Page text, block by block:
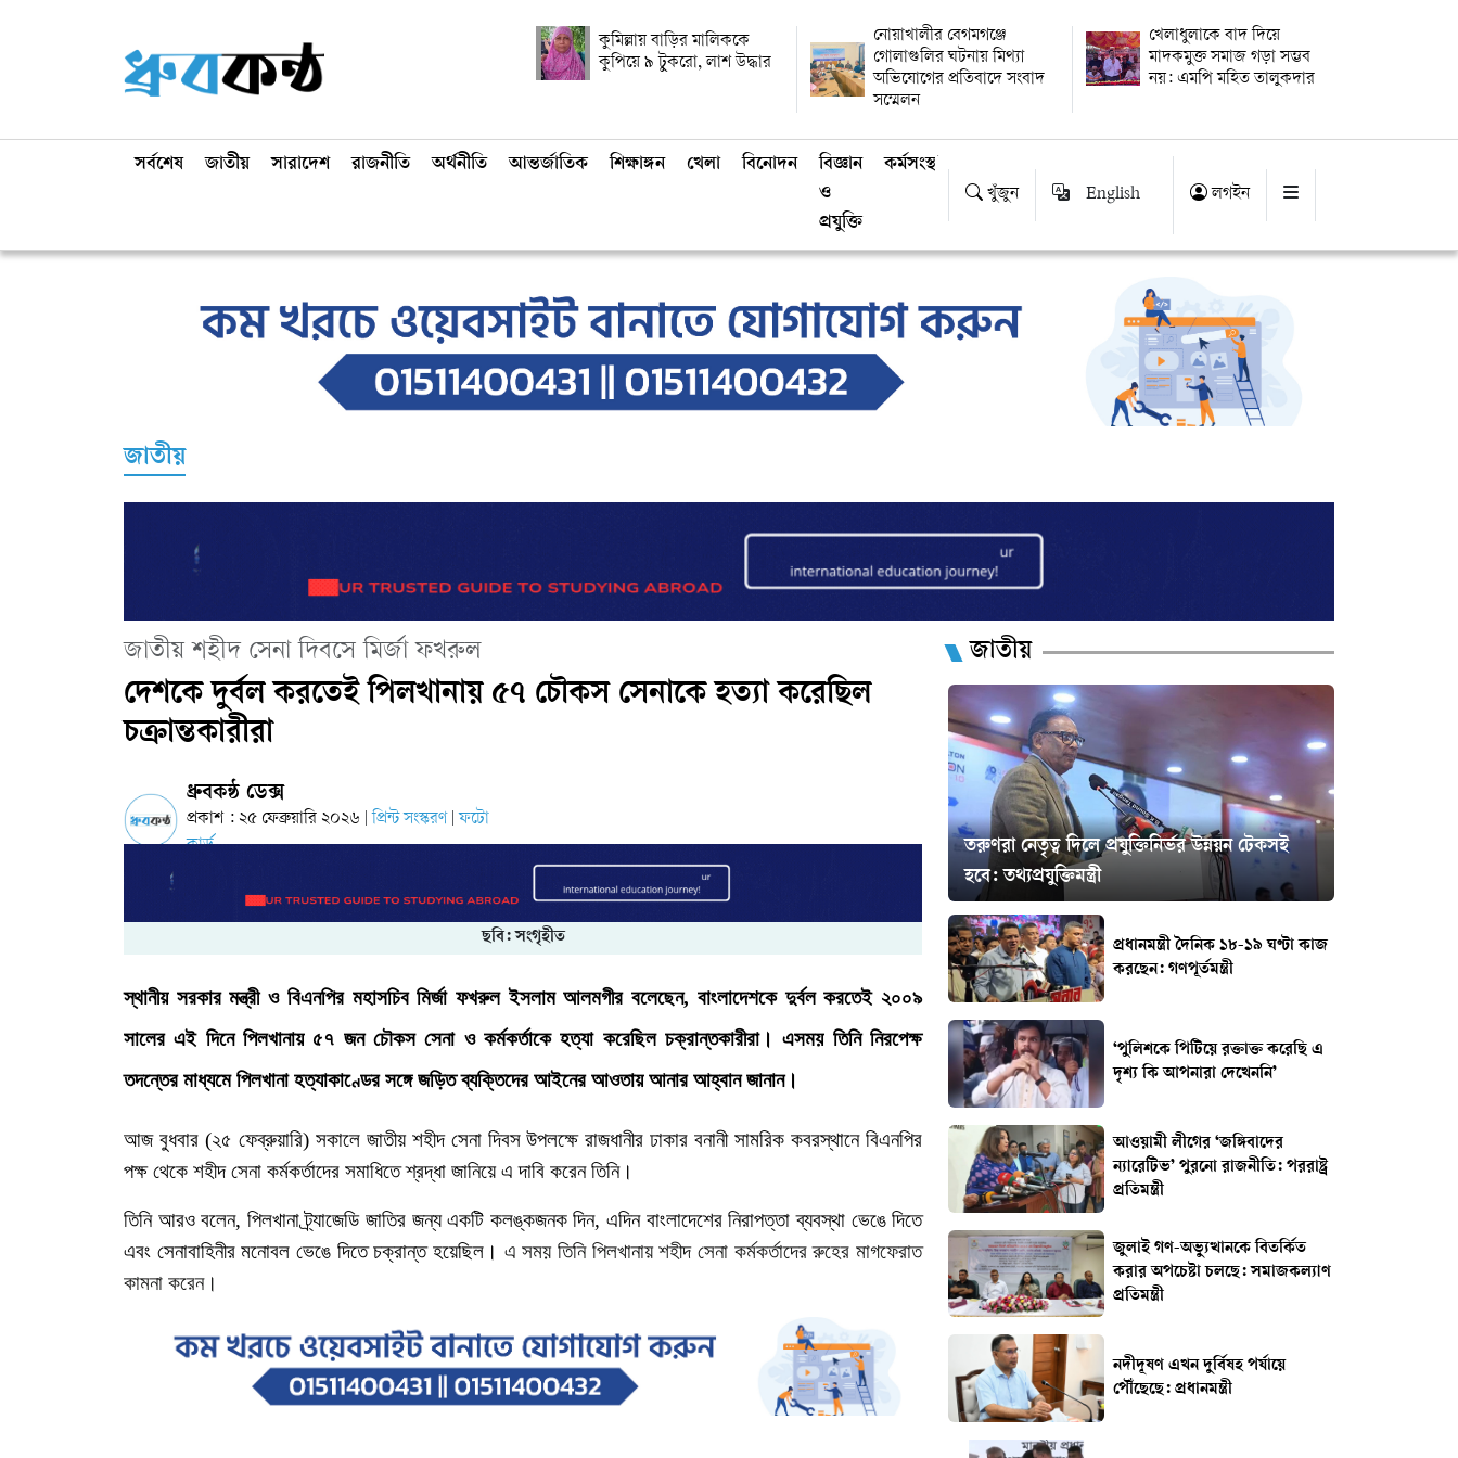
কুমিল্লায় বাড়ির মালিককে
কুপিয়ে ৯ টুকরো, লাশ উদ্ধার
নোয়াখালীর বেগমগঞ্জে
গোলাগুলির ঘটনায় মিথ্যা
অভিযোগের প্রতিবাদে সংবাদ
সম্মেলন
খেলাধুলাকে বাদ দিয়ে
মাদকমুক্ত সমাজ গড়া সম্ভব
নয়: এমপি মহিত তালুকদার
সর্বশেষ জাতীয় সারাদেশ রাজনীতি অর্থনীতি আন্তর্জাতিক শিক্ষাঙ্গন খেলা বিনোদন
বিজ্ঞান
ও
প্রযুক্তি
কর্মসংস্থান
খুঁজুন English লগইন
জাতীয়
জাতীয় শহীদ সেনা দিবসে মির্জা ফখরুল
দেশকে দুর্বল করতেই পিলখানায় ৫৭ চৌকস সেনাকে হত্যা করেছিল
চক্রান্তকারীরা
ধ্রুবকন্ঠ ডেক্স
প্রকাশ : ২৫ ফেব্রুয়ারি ২০২৬ প্রিন্ট সংস্করণ ফটো
কার্ড
ছবি: সংগৃহীত
স্থানীয় সরকার মন্ত্রী ও বিএনপির মহাসচিব মির্জা ফখরুল ইসলাম আলমগীর বলেছেন, বাংলাদেশকে দুর্বল করতেই২০০৯
সালের এই দিনে পিলখানায় ৫৭ জন চৌকস সেনা ও কর্মকর্তাকে হত্যা করেছিল চক্রান্তকারীরা। এসময় তিনি নিরপেক্ষ
তদন্তের মাধ্যমে পিলখানা হত্যাকাণ্ডের সঙ্গে জড়িত ব্যক্তিদের আইনের আওতায় আনার আহ্বান জানান।
আজ বুধবার(২৫ ফেব্রুয়ারি) সকালে জাতীয় শহীদ সেনা দিবস উপলক্ষে রাজধানীর ঢাকার বনানী সামরিক কবরস্থানে বিএনপির
পক্ষ থেকে শহীদ সেনা কর্মকর্তাদের সমাধিতে শ্রদ্ধা জানিয়ে এ দাবি করেন তিনি।
তিনি আরও বলেন, পিলখানা ট্র্যাজেডি জাতির জন্য একটি কলঙ্কজনক দিন,এদিন বাংলাদেশের নিরাপত্তা ব্যবস্থা ভেঙে দিতে
এবং সেনাবাহিনীর মনোবল ভেঙে দিতে চক্রান্ত হয়েছিল। এ সময় তিনি পিলখানায় শহীদ সেনা কর্মকর্তাদের রুহের মাগফেরাত
কামনা করেন।
জাতীয়
তরুণরা নেতৃত্ব দিলে প্রযুক্তিনির্ভর উন্নয়ন টেকসই
হবে: তথ্যপ্রযুক্তিমন্ত্রী
প্রধানমন্ত্রী দৈনিক ১৮-১৯ ঘণ্টা কাজ
করছেন: গণপূর্তমন্ত্রী
‘পুলিশকে পিটিয়ে রক্তাক্ত করেছি এ
দৃশ্য কি আপনারা দেখেননি’
আওয়ামী লীগের ‘জঙ্গিবাদের
ন্যারেটিভ’ পুরনো রাজনীতি: পররাষ্ট্র
প্রতিমন্ত্রী
জুলাই গণ-অভ্যুত্থানকে বিতর্কিত
করার অপচেষ্টা চলছে: সমাজকল্যাণ
প্রতিমন্ত্রী
নদীদূষণ এখন দুর্বিষহ পর্যায়ে
পৌঁছেছে: প্রধানমন্ত্রী